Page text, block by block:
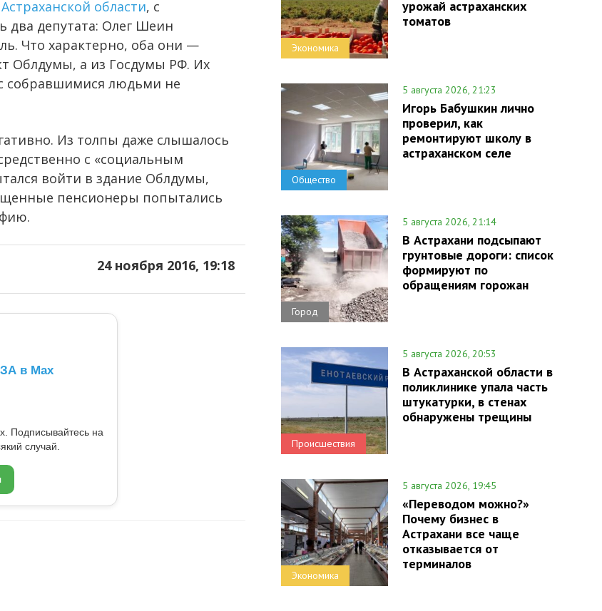
области, с
депутата: Олег Шеин
Что характерно, оба они —
Облдумы, а из Госдумы РФ. Их
собравшимися людьми не
Из толпы даже слышалось
с «социальным
войти в здание Облдумы,
пенсионеры попытались
24 ноября 2016, 19:18
в Max
Подписывайтесь на
случай.
Экономика
урожай астраханских
томатов
Общество
5 августа 2026, 21:23
Игорь Бабушкин лично
проверил, как
ремонтируют школу в
астраханском селе
Город
5 августа 2026, 21:14
В Астрахани подсыпают
грунтовые дороги: список
формируют по
обращениям горожан
Происшествия
5 августа 2026, 20:53
В Астраханской области в
поликлинике упала часть
штукатурки, в стенах
обнаружены трещины
Экономика
5 августа 2026, 19:45
«Переводом можно?»
Почему бизнес в
Астрахани все чаще
отказывается от
терминалов